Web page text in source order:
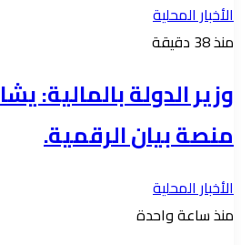
الأخبار المحلية
منذ 38 دقيقة
وزير الدولة بالمالية:
منصة بيان الرقمية.
الأخبار المحلية
منذ ساعة واحدة